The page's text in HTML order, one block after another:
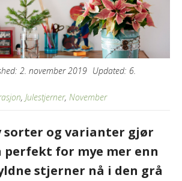
2. november 2019 Updated: 6.
, Julestjerner, November
sorter og varianter gjør
for mye mer enn
stjerner nå i den grå